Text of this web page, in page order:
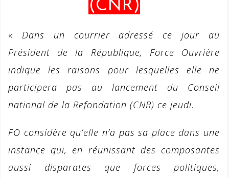
(CNR)
« Dans un courrier adressé ce jour au
Président de la République, Force Ouvrière
indique les raisons pour lesquelles elle ne
participera pas au lancement du Conseil
national de la Refondation (CNR) ce jeudi.
FO considère qu’elle n’a pas sa place dans une
instance qui, en réunissant des composantes
aussi disparates que forces politiques,